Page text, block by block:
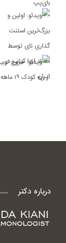
درباره دکتر